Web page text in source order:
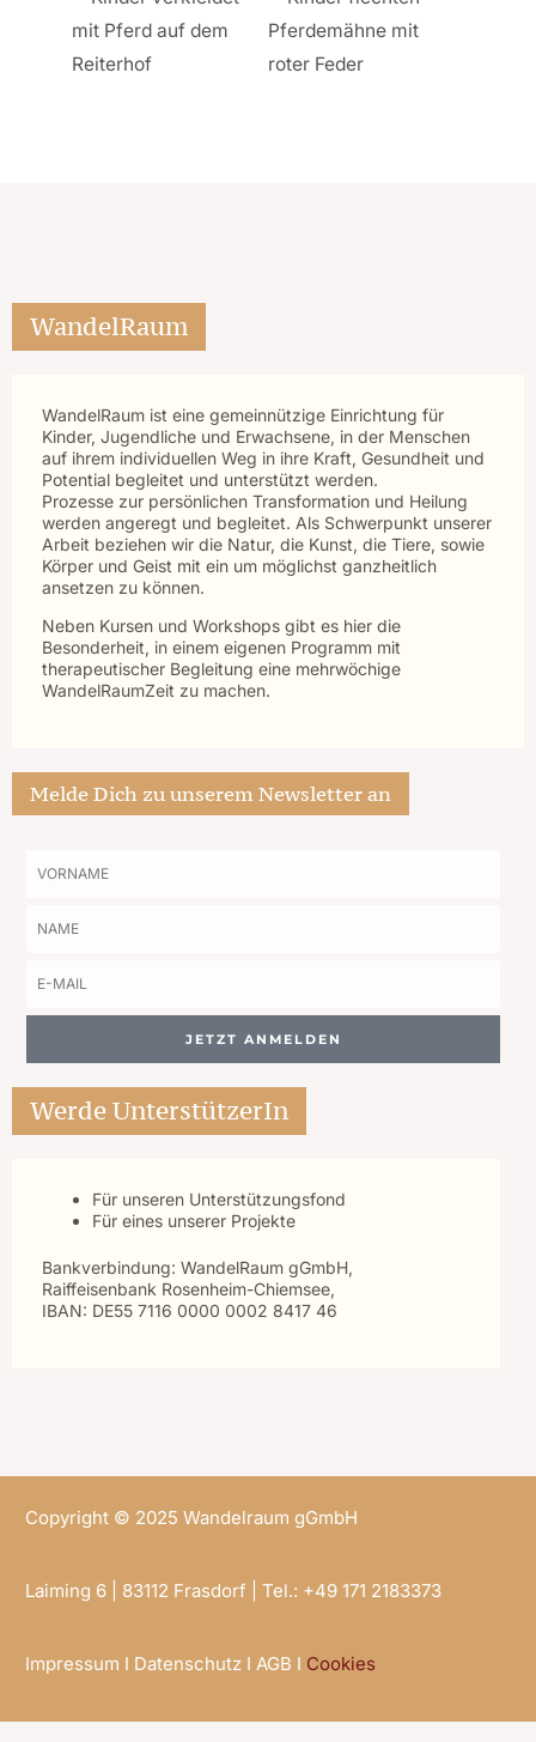
WandelRaum
WandelRaum ist eine gemeinnützige Einrichtung für
Kinder, Jugendliche und Erwachsene, in der Menschen
auf ihrem individuellen Weg in ihre Kraft, Gesundheit und
Potential begleitet und unterstützt werden.
Prozesse zur persönlichen Transformation und Heilung
werden angeregt und begleitet. Als Schwerpunkt unserer
Arbeit beziehen wir die Natur, die Kunst, die Tiere, sowie
Körper und Geist mit ein um möglichst ganzheitlich
ansetzen zu können.
Neben Kursen und Workshops gibt es hier die
Besonderheit, in einem eigenen Programm mit
therapeutischer Begleitung eine mehrwöchige
WandelRaumZeit zu machen.
Melde Dich zu unserem Newsletter an
Vorname
Name
E-
JETZT ANMELDEN
Werde UnterstützerIn
Für unseren Unterstützungsfond
Für eines unserer Projekte
Bankverbindung: WandelRaum gGmbH,
Raiffeisenbank Rosenheim-Chiemsee,
IBAN: DE55 7116 0000 0002 8417 46
Copyright © 2025 Wandelraum gGmbH
Laiming 6 | 83112 Frasdorf | Tel.: +49 171 2183373
Impressum I Datenschutz I AGB I Cookies